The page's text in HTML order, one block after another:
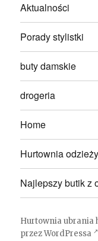
Aktualności
Porady stylistki
buty damskie
drogeria
Home
Hurtownia
Najlepszy butik z
Hurtownia ubrania
przez WordPressa